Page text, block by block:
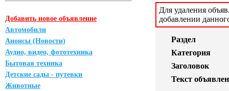
Добавить новое объявление
Автомобили
Анонсы (Новости)
Аудио, видео, фототехника
Бытовая техника
Детские сады - путевки
Животные
Для удаления
добавлении
Раздел
Категория
Заголовок
Текст